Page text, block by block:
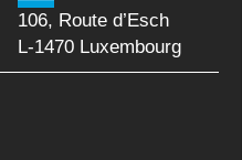
106, Route d’Esch
L-1470 Luxembourg